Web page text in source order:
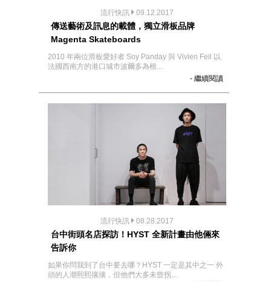
流行快訊 09.12.2017
傳送藝術及訊息的載體，獨立滑板品牌
Magenta Skateboards
2010 年兩位滑板愛好者 Soy Panday 與 Vivien Feil 以
法國西南方的港口城市波爾多為根...
- 繼續閱讀
流行快訊 08.28.2017
台中街頭名店探訪！HYST 全新計畫由他倆來
告訴你
如果你問我到了台中要去哪？HYST 一定是其中之一 外
頭的人潮熙熙攘攘，但他們大多未曾拐...